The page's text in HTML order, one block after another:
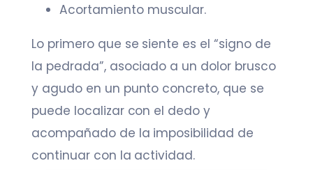
Acortamiento muscular.
Lo primero que se siente es el “signo de
la pedrada”, asociado a un dolor brusco
y agudo en un punto concreto, que se
puede localizar con el dedo y
acompañado de la imposibilidad de
continuar con la actividad.